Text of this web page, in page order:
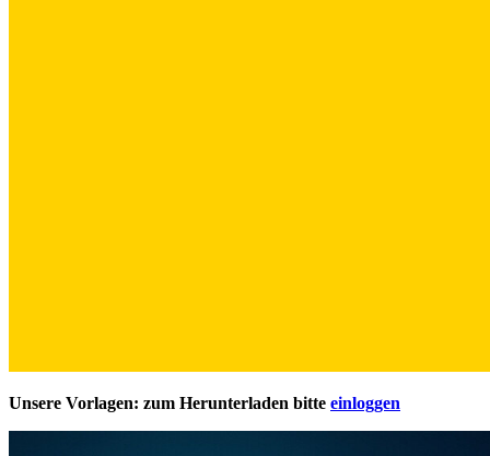
Unsere Vorlagen: zum Herunterladen bitte einloggen